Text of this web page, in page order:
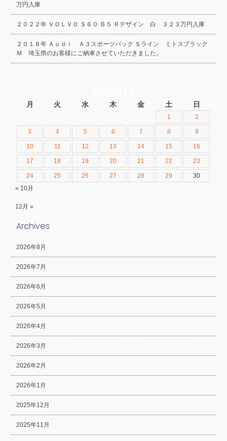
万円入庫
２０２２年 ＶＯＬＶＯ Ｓ６０ Ｂ５ Ｒデザイン 白 ３２３万円入庫
２０１８年 Ａｕｄｉ Ａ３スポーツバック Ｓライン ミトスブラック
Ｍ 埼玉県のお客様にご納車させていただきました。
月 火 水 木 金 土 日
1 2
3 4 5 6 7 8 9
10 11 12 13 14 15 16
17 18 19 20 21 22 23
24 25 26 27 28 29
30
« 10月
12月 »
Archives
2026年8月
2026年7月
2026年6月
2026年5月
2026年4月
2026年3月
2026年2月
2026年1月
2025年12月
2025年11月